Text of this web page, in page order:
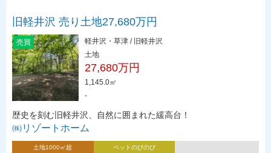
旧軽井沢 売り土地27,680万円
売買
軽井沢・草津 / 旧軽井沢
土地
27,680万円
1,145.0㎡
-
歴史を刻む旧軽井沢、自然に囲まれた緩高台！
㈱リゾートホーム
土地1000㎡超 ペットのびのび